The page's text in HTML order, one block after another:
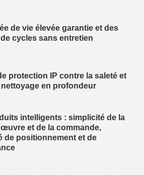
de vie élevée garantie et des
cycles sans entretien
protection IP contre la saleté et
en profondeur
intelligents : simplicité de la
et de la commande,
de positionnement et de